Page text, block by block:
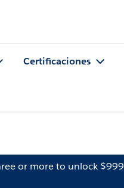
Certificaciones
or more to unlock $999